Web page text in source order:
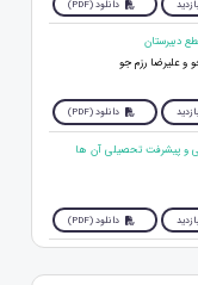
دانلود (PDF)
علیرضا رزم جو
دانلود (PDF)
دانلود (PDF)